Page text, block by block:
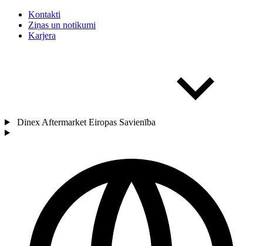
Kontakti
Ziņas un notikumi
Karjera
Dinex Aftermarket Eiropas Savienība